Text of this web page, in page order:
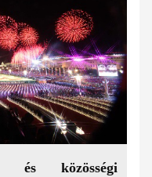
és közösségi